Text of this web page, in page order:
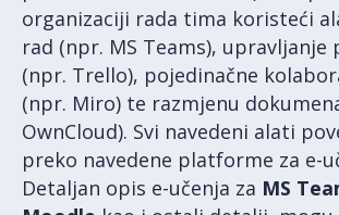
organizaciji rada tima koristeći
rad (npr. MS Teams),
(npr. Trello), pojedinačne
(npr. Miro) te razmjenu
OwnCloud). Svi navedeni alati
preko navedene platforme za e-
Detaljan opis e-učenja za MS